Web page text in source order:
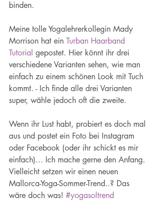
binden.
Meine tolle Yogalehrerkollegin Mady
Morrison hat ein Turban Haarband
Tutorial gepostet. Hier könnt ihr drei
verschiedene Varianten sehen, wie man
einfach zu einem schönen Look mit Tuch
kommt. - Ich finde alle drei Varianten
super, wähle jedoch oft die zweite.
Wenn ihr Lust habt, probiert es doch mal
aus und postet ein Foto bei Instagram
oder Facebook (oder ihr schickt es mir
einfach)... Ich mache gerne den Anfang.
Vielleicht setzen wir einen neuen
Mallorca-Yoga-Sommer-Trend..? Das
wäre doch was! #yogasoltrend